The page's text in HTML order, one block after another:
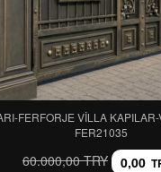
FERFORJE VİLLA
FER21035
60.000,00 TRY 0,00